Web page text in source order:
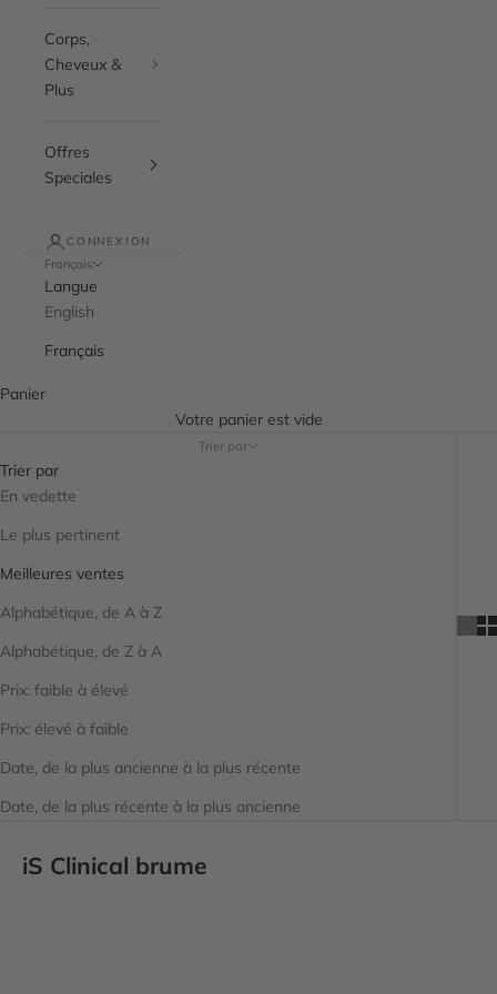
Corps,
Cheveux &
Plus
Offres
Speciales
CONNEXION
Français
Langue
English
Français
Panier
Votre panier est vide
Trier par
Trier par
En vedette
Le plus pertinent
Meilleures ventes
Alphabétique, de A à Z
Alphabétique, de Z à A
Prix: faible à élevé
Prix: élevé à faible
Date, de la plus ancienne à la plus récente
Date, de la plus récente à la plus ancienne
iS Clinical brume